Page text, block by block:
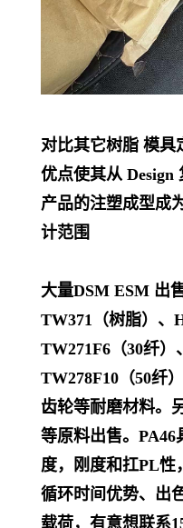
对比其它树脂 模具
优点使其从 Design
产品的注塑成型成
计范围
大量DSM ESM 出
TW371（树脂）、
TW271F6（30纤）
TW278F10（50纤
齿轮等耐磨材料。
等原料出售。
度，刚度和扛PL性
循环时间优势、出
载荷，有意想联系